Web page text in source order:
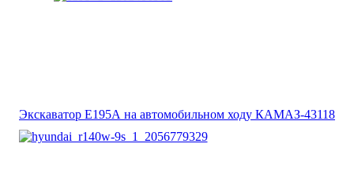
Экскаватор E195А на автомобильном ходу КАМАЗ-43118